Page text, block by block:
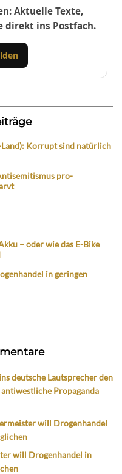
Aktuelle Texte,
direkt ins Postfach.
Korrupt sind natürlich
pro-
– oder wie das E-Bike
in geringen
deutsche Lautsprecher den
Propaganda
will Drogenhandel
will Drogenhandel in